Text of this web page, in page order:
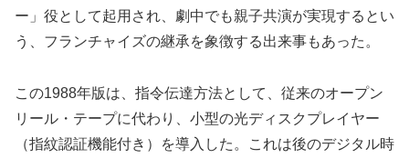
ー」役として起用され、劇中でも親子共演が実現するとい
う、フランチャイズの継承を象徴する出来事もあった。
この1988年版は、指令伝達方法として、従来のオープン
リール・テープに代わり、小型の光ディスクプレイヤー
（指紋認証機能付き）を導入した。これは後のデジタル時